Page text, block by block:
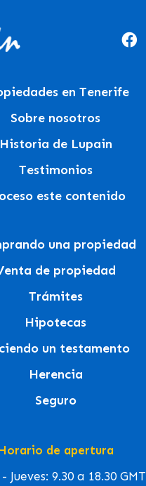
en Tenerife
Sobre nosotros
Historia de Lupain
Testimonios
este contenido
una propiedad
de propiedad
Trámites
Hipotecas
un testamento
Herencia
Seguro
de apertura
Jueves: 9.30 a 18.30 GMT